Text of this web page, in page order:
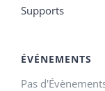
Supports
ÉVÉNEMENTS
Pas